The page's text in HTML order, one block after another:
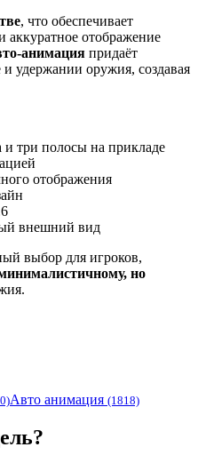
, что обеспечивает
аккуратное отображение
анимация придаёт
удержании оружия, создавая
и три полосы на прикладе
отображения
внешний вид
выбор для игроков,
но
Авто анимация (1818)